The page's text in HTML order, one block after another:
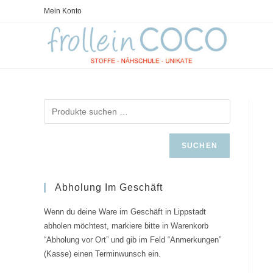
Mein Konto
SUCHEN
Abholung Im Geschäft
Wenn du deine Ware im Geschäft in Lippstadt
abholen möchtest, markiere bitte in Warenkorb
“Abholung vor Ort” und gib im Feld “Anmerkungen”
(Kasse) einen Terminwunsch ein.